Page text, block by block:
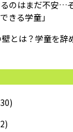
るのはまだ不安…
きる学童」
壁とは？学童を